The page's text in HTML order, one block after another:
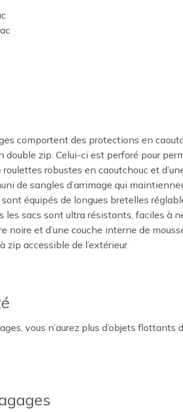
comportent des protections en
double zip. Celui-ci est perforé pour
robustes en caoutchouc et
de sangles d’arrimage qui
équipés de longues bretelles
les sacs sont ultra résistants, faciles à
noire et d’une couche interne de
zip accessible de l’extérieur.
vous n’aurez plus d’objets flottants